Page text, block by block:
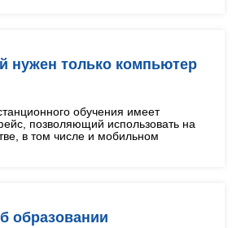
нужен только компьютер
обучения имеет
позволяющий использовать на
в том числе и мобильном
образовании